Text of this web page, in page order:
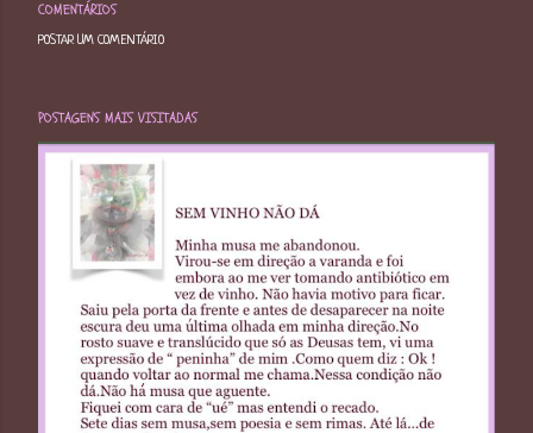
COMENTÁRIOS
POSTAR UM COMENTÁRIO
POSTAGENS MAIS VISITADAS